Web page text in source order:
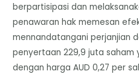
berpartisipasi dan
penawaran hak memesan
mennandatangani perjanjian
penyertaan 229,9 juta saham
dengan harga AUD 0,27 per